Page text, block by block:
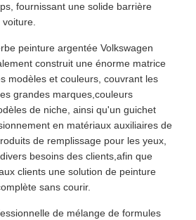
fournissant une solide barrière
peinture argentée Volkswagen
construit une énorme matrice
modèles et couleurs, couvrant les
grandes marques,couleurs
de niche, ainsi qu'un guichet
en matériaux auxiliaires de
de remplissage pour les yeux,
besoins des clients,afin que
clients une solution de peinture
sans courir.
de mélange de formules